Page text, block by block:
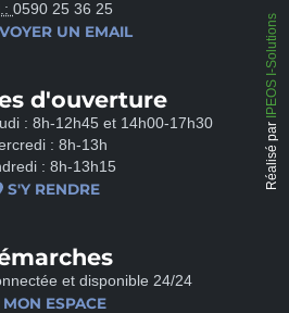
0590 25 36 25
UN EMAIL
d'ouverture
: 8h-12h45 et 14h00-17h30
: 8h-13h
: 8h-13h15
S'Y RENDRE
et disponible 24/24
MON ESPACE
Réalisé par
IPEOS I-Solutions